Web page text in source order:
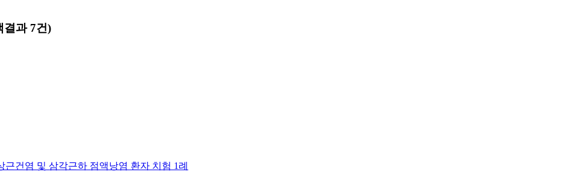
결과 7건)
건염 및 삼각근하 점액낭염 환자 치험 1례